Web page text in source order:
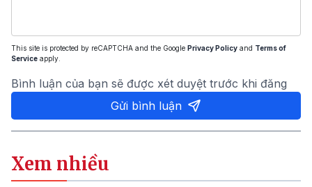
This site is protected by reCAPTCHA and the Google Privacy Policy and Terms of
Service apply.
Bình luận của bạn sẽ được xét duyệt trước khi đăng
Gửi bình luận
Xem nhiều